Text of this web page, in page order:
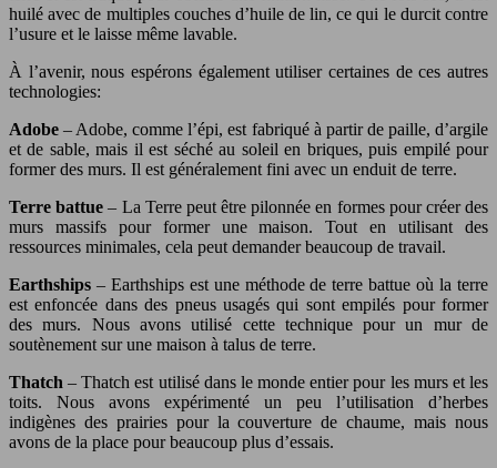
huilé avec de multiples couches d’huile de lin, ce qui le durcit contre
l’usure et le laisse même lavable.
À l’avenir, nous espérons également utiliser certaines de ces autres
technologies:
Adobe – Adobe, comme l’épi, est fabriqué à partir de paille, d’argile
et de sable, mais il est séché au soleil en briques, puis empilé pour
former des murs. Il est généralement fini avec un enduit de terre.
Terre battue – La Terre peut être pilonnée en formes pour créer des
murs massifs pour former une maison. Tout en utilisant des
ressources minimales, cela peut demander beaucoup de travail.
Earthships – Earthships est une méthode de terre battue où la terre
est enfoncée dans des pneus usagés qui sont empilés pour former
des murs. Nous avons utilisé cette technique pour un mur de
soutènement sur une maison à talus de terre.
Thatch – Thatch est utilisé dans le monde entier pour les murs et les
toits. Nous avons expérimenté un peu l’utilisation d’herbes
indigènes des prairies pour la couverture de chaume, mais nous
avons de la place pour beaucoup plus d’essais.